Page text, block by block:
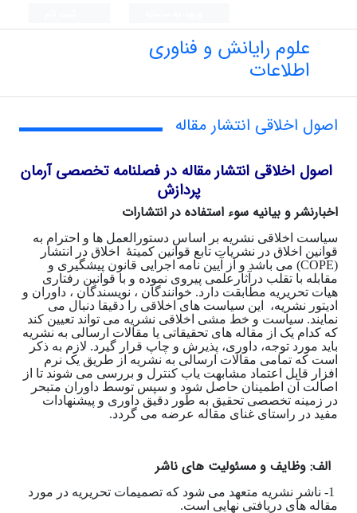
علوم رایانش و فناوری
اطلاعات
اصول اخلاقی انتشار مقاله
اصول اخلاقی انتشار مقاله در فصلنامه تخصصی آرمان
پردازش
اخبارنشر و بیانیه سوء استفاده در انتشارات
سیاست اخلاقی نشریه بر اساس دستورالعمل ها و احترام به
قوانین اخلاق در نشریات تابع قوانین کمیتۀ اخلاق در انتشار
(COPE) می باشد و از آیین نامه اجرایی قانون پیشگیری و
مقابله با تقلب درآثارعلمی پیروی نموده و با قوانین رفتاری
هیات تحریریه مطابقت دارد. خوانندگان ، نویسندگان ، داوران و
ادیتور نشریه، این سیاست های اخلاقی را دقیقا دنبال می
نمایند. سیاست و خط مشی اخلاقی نشریه می تواند تعیین کند
که کدام یک از مقاله های تحقیقاتی یا مقالات ارسالی به نشریه
باید مورد توجه، داوری، پذیرش و چاپ قرار گیرد. لازم به ذکر
است که تمامی مقالات ارسالی به نشریه از طریق یک نرم
افزار قابل اعتماد مشابهت یاب کنترل و بررسی می شوند تا از
اصالت آن اطمینان حاصل شود و سپس توسط داوران متبحر
در زمینه تخصصی تحقیق به طور دقیق داوری و پیشنهادات
مفید در راستای غنای مقاله عرضه می گردد.
الف: وظایف و مسئولیت های ناشر
1- ناشر نشریه متعهد می شود که تصمیمات تحریریه در مورد
مقاله های دریافتی نهایی است.